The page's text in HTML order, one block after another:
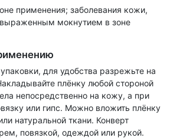
применения; заболевания кожи,
мокнутием в зоне
для удобства разрежьте на
плёнку любой стороной
непосредственно на кожу, а при
или гипс. Можно вложить плёнку
натуральной ткани. Конверт
повязкой, одеждой или рукой.